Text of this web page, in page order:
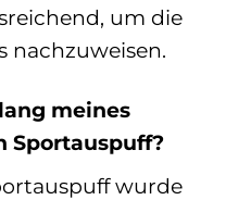
um die
nachzuweisen.
meines
Sportauspuff?
wurde